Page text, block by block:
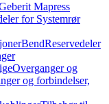
Mapress
for Systemrør
BendReservedeler
Overganger og
og forbindelser,